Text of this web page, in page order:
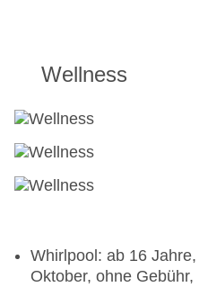
Wellness
Whirlpool: ab 16
Oktober, ohne Gebühr,